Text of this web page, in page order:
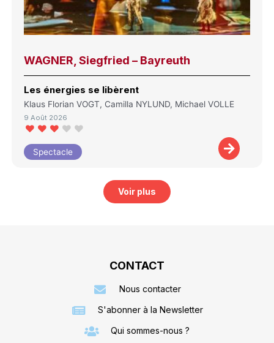
WAGNER, Siegfried – Bayreuth
Les énergies se libèrent
Klaus Florian VOGT, Camilla NYLUND, Michael VOLLE
9 Août 2026
Spectacle
Voir plus
CONTACT
Nous contacter
S'abonner à la Newsletter
Qui sommes-nous ?